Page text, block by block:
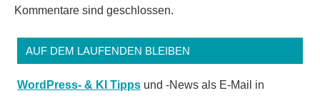
Kommentare sind geschlossen.
AUF DEM LAUFENDEN BLEIBEN
WordPress- & KI Tipps und -News als E-Mail in